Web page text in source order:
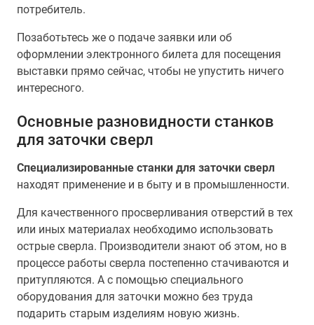
потребитель.
Позаботьтесь же о подаче заявки или об
оформлении электронного билета для посещения
выставки прямо сейчас, чтобы не упустить ничего
интересного.
Основные разновидности станков
для заточки сверл
Специализированные станки для заточки сверл
находят применение и в быту и в промышленности.
Для качественного просверливания отверстий в тех
или иных материалах необходимо использовать
острые сверла. Производители знают об этом, но в
процессе работы сверла постепенно стачиваются и
притупляются. А с помощью специального
оборудования для заточки можно без труда
подарить старым изделиям новую жизнь.